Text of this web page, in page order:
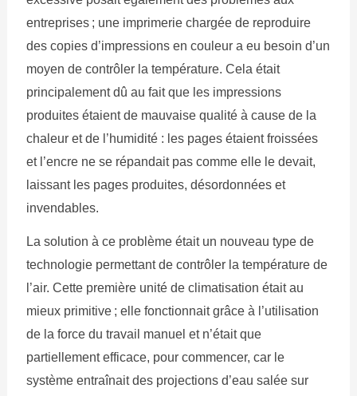
entreprises ; une imprimerie chargée de reproduire
des copies d’impressions en couleur a eu besoin d’un
moyen de contrôler la température. Cela était
principalement dû au fait que les impressions
produites étaient de mauvaise qualité à cause de la
chaleur et de l’humidité : les pages étaient froissées
et l’encre ne se répandait pas comme elle le devait,
laissant les pages produites, désordonnées et
invendables.
La solution à ce problème était un nouveau type de
technologie permettant de contrôler la température de
l’air. Cette première unité de climatisation était au
mieux primitive ; elle fonctionnait grâce à l’utilisation
de la force du travail manuel et n’était que
partiellement efficace, pour commencer, car le
système entraînait des projections d’eau salée sur